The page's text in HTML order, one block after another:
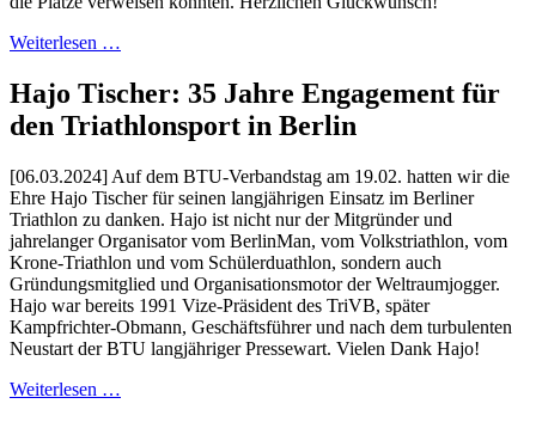
Weiterlesen …
Hajo Tischer: 35 Jahre Engagement für
den Triathlonsport in Berlin
[06.03.2024] Auf dem BTU-Verbandstag am 19.02. hatten wir die
Ehre Hajo Tischer für seinen langjährigen Einsatz im Berliner
Triathlon zu danken. Hajo ist nicht nur der Mitgründer und
jahrelanger Organisator vom BerlinMan, vom Volkstriathlon, vom
Krone-Triathlon und vom Schülerduathlon, sondern auch
Gründungsmitglied und Organisationsmotor der Weltraumjogger.
Hajo war bereits 1991 Vize-Präsident des TriVB, später
Kampfrichter-Obmann, Geschäftsführer und nach dem turbulenten
Neustart der BTU langjähriger Pressewart. Vielen Dank Hajo!
Weiterlesen …